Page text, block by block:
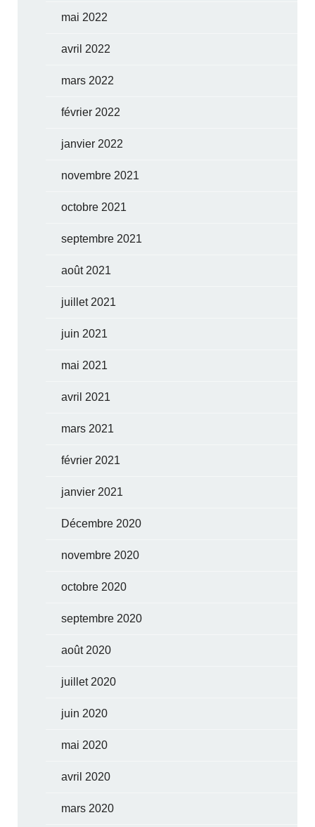
mai 2022
avril 2022
mars 2022
février 2022
janvier 2022
novembre 2021
octobre 2021
septembre 2021
août 2021
juillet 2021
juin 2021
mai 2021
avril 2021
mars 2021
février 2021
janvier 2021
Décembre 2020
novembre 2020
octobre 2020
septembre 2020
août 2020
juillet 2020
juin 2020
mai 2020
avril 2020
mars 2020